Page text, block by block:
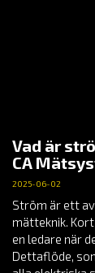
Vad är
CA
2025-06-02
Ström är ett
mätteknik.
en ledare när
Dettaflöde,